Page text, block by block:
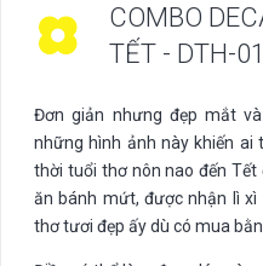
lượng
COMBO
TẾT - DTH-
Đơn giản nhưng đẹp mắt
những hình ảnh này khiến
thời tuổi thơ nôn nao đến
ăn bánh mứt, được nhận lì xì
thơ tươi đẹp ấy dù có mua